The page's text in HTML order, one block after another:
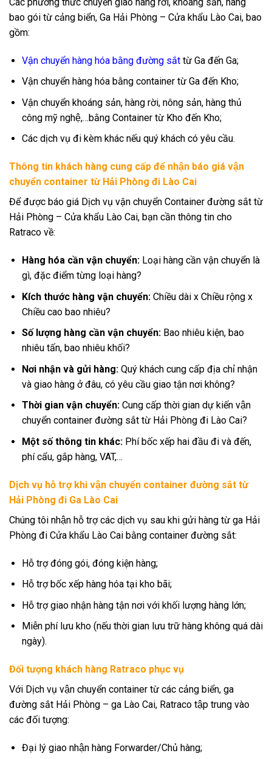
bao gói từ cảng biển, Ga Hải Phòng – Cửa khẩu Lào Cai, bao
gồm:
Vận chuyển hàng hóa bằng đường sắt từ Ga đến Ga;
Vận chuyển hàng hóa bằng container từ Ga đến Kho;
Vận chuyển khoáng sản, hàng rời, nông sản, hàng thủ
công mỹ nghệ,…bằng Container từ Kho đến Kho;
Các dịch vụ đi kèm khác nếu quý khách có yêu cầu.
Thông tin khách hàng cung cấp để nhận báo giá vận
chuyển container từ Hải Phòng đi Lào Cai
Để được báo giá Dịch vụ vận chuyển Container đường sắt từ
Hải Phòng – Cửa khẩu Lào Cai, bạn cần thông tin cho
Ratraco về:
Hàng hóa cần vận chuyển:Loại hàng cần vận chuyển là
gì, đặc điểm từng loại hàng?
Kích thước hàng vận chuyển:Chiều dài x Chiều rộng x
Chiều cao bao nhiêu?
Số lượng hàng cần vận chuyển:Bao nhiêu kiện, bao
nhiêu tấn, bao nhiêu khối?
Nơi nhận và gửi hàng:Quý khách cung cấp địa chỉ nhận
và giao hàng ở đâu, có yêu cầu giao tận nơi không?
Thời gian vận chuyển:Cung cấp thời gian dự kiến vận
chuyển container đường sắt từ Hải Phòng đi Lào Cai?
Một số thông tin khác:Phí bốc xếp hai đầu đi và đến,
phí cẩu, gắp hàng, VAT,…
Dịch vụ hỗ trợ khi vận chuyển container đường sắt từ
Hải Phòng đi Ga Lào Cai
Chúng tôi nhận hỗ trợ các dịch vụ sau khi gửi hàng từ ga Hải
Phòng đi Cửa khẩu Lào Cai bằng container đường sắt:
Hỗ trợ đóng gói, đóng kiện hàng;
Hỗ trợ bốc xếp hàng hóa tại kho bãi;
Hỗ trợ giao nhận hàng tận nơi với khối lượng hàng lớn;
Miễn phí lưu kho (nếu thời gian lưu trữ hàng không quá dài
ngày).
Đối tượng khách hàng Ratraco phục vụ
Với Dịch vụ vận chuyển container từ các cảng biển, ga
đường sắt Hải Phòng – ga Lào Cai, Ratraco tập trung vào
các đối tượng:
Đại lý giao nhận hàng Forwarder/Chủ hàng;